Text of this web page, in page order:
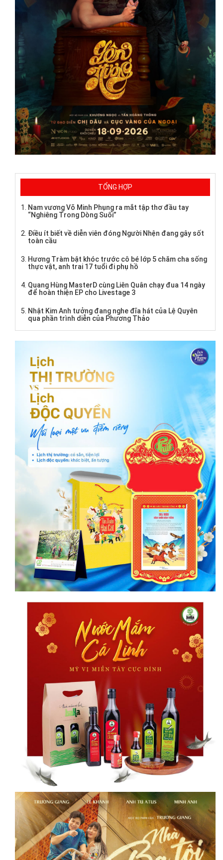
TỔNG HỢP
Nam vương Võ Minh Phụng ra mắt tập thơ đầu tay
“Nghiêng Trong Dòng Suối”
Điều ít biết về diễn viên đóng Người Nhện đang gây sốt
toàn cầu
Hương Tràm bật khóc trước cô bé lớp 5 chăm cha sống
thực vật, anh trai 17 tuổi đi phụ hồ
Quang Hùng MasterD cùng Liên Quân chạy đua 14 ngày
để hoàn thiện EP cho Livestage 3
Nhật Kim Anh tưởng đang nghe đĩa hát của Lệ Quyên
qua phần trình diễn của Phương Thảo